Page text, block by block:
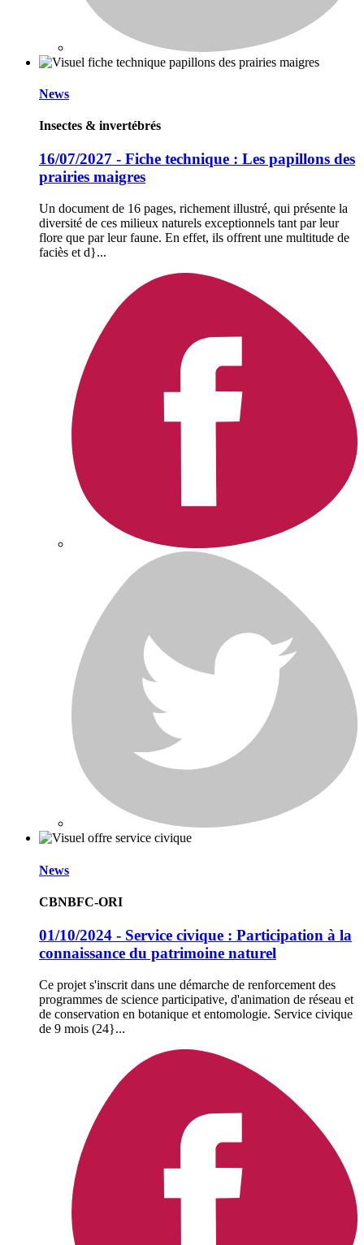
News
Insectes & invertébrés
16/07/2027 - Fiche technique : Les papillons des
prairies maigres
Un document de 16 pages, richement illustré, qui présente la
diversité de ces milieux naturels exceptionnels tant par leur
flore que par leur faune. En effet, ils offrent une multitude de
faciès et d}...
News
CBNBFC-ORI
01/10/2024 - Service civique : Participation à la
connaissance du patrimoine naturel
Ce projet s'inscrit dans une démarche de renforcement des
programmes de science participative, d'animation de réseau et
de conservation en botanique et entomologie. Service civique
de 9 mois (24}...